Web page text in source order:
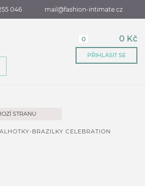
046 mail@fashion-intimate.cz
0 0 Kč
PŘIHLÁSIT SE
STRANU
BRAZILKY CELEBRATION